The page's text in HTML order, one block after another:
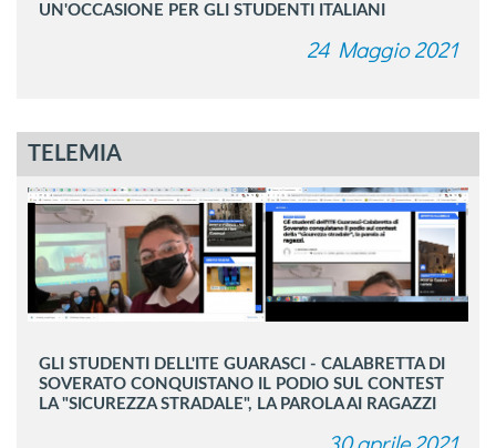
UN'OCCASIONE PER GLI STUDENTI ITALIANI
24 Maggio 2021
TELEMIA
GLI STUDENTI DELL'ITE GUARASCI - CALABRETTA DI
SOVERATO CONQUISTANO IL PODIO SUL CONTEST
LA "SICUREZZA STRADALE", LA PAROLA AI RAGAZZI
30 aprile 2021